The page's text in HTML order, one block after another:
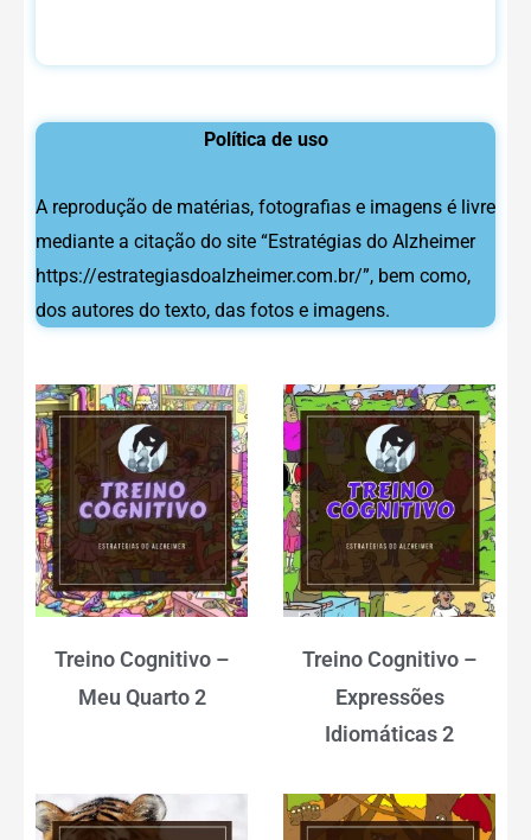
Política de uso
A reprodução de matérias, fotografias e imagens é livre
mediante a citação do site “Estratégias do Alzheimer
https://estrategiasdoalzheimer.com.br/”, bem como,
dos autores do texto, das fotos e imagens.
Treino Cognitivo –
Meu Quarto 2
Treino Cognitivo –
Expressões
Idiomáticas 2